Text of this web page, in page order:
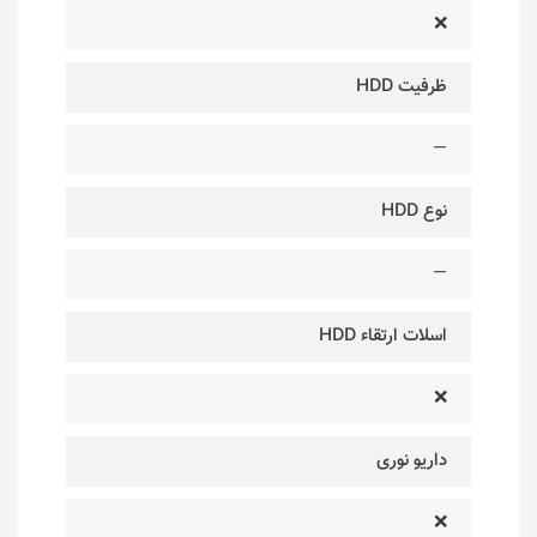
❌
ظرفیت HDD
—
نوع HDD
—
اسلات ارتقاء HDD
❌
داریو نوری
❌